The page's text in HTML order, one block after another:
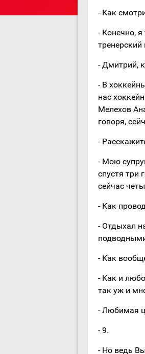
- Как
- Конечно,
тренерский
- Дмитрий,
- В
нас
Мелехов
говоря,
-
- Мою
спустя три
сейчас
- Как
- Отдыхал
- Как
- Как и
так уж и
- Любимая
- 9.
- Но ведь